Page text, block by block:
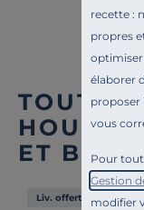
recette :
propres
optimiser
élaborer
proposer
vous
Pour
Gestion
modifier
TOUTE
ET BZ
Liv. offerte